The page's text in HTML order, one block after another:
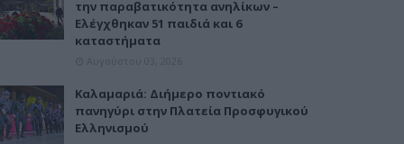
την παραβατικότητα ανηλίκων –
Ελέγχθηκαν 51 παιδιά και 6
καταστήματα
Καλαμαριά: Διήμερο ποντιακό
πανηγύρι στην Πλατεία Προσφυγικού
Ελληνισμού